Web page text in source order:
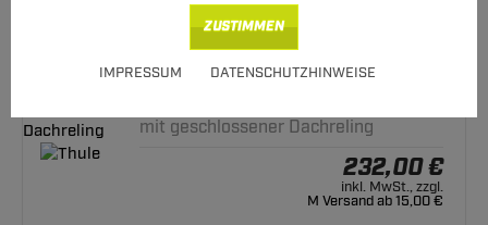
IMPRESSUM DATENSCHUTZHINWEISE
ZUSTIMMEN
Dachträger Stahl
DT Thule SquareBar f. ges.
mit geschlossener Dachreling
232,00 €
inkl. MwSt., zzgl.
M Versand ab 15,00 €